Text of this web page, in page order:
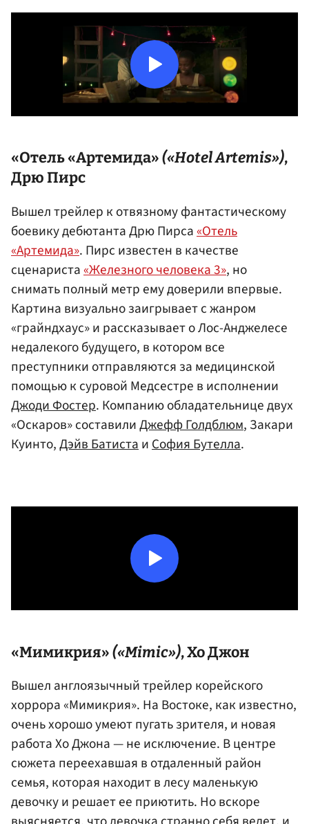
«Отель «Артемида»(«Hotel Artemis»),
Дрю Пирс
Вышел трейлер к отвязному фантастическому
боевику дебютанта Дрю Пирса«Отель
«Артемида». Пирс известен в качестве
сценариста«Железного человека 3», но
снимать полный метр ему доверили впервые.
Картина визуально заигрывает с жанром
«грайндхаус» и рассказывает о Лос-Анджелесе
недалекого будущего, в котором все
преступники отправляются за медицинской
помощью к суровой Медсестре в исполнении
Джоди Фостер. Компанию обладательнице двух
«Оскаров» составилиДжефф Голдблюм, Закари
Куинто,Дэйв Батиста и София Бутелла.
«Мимикрия»(«Mimic»), Хо Джон
Вышел англоязычный трейлер корейского
хоррора «Мимикрия». На Востоке, как известно,
очень хорошо умеют пугать зрителя, и новая
работа Хо Джона — не исключение. В центре
сюжета переехавшая в отдаленный район
семья, которая находит в лесу маленькую
девочку и решает ее приютить. Но вскоре